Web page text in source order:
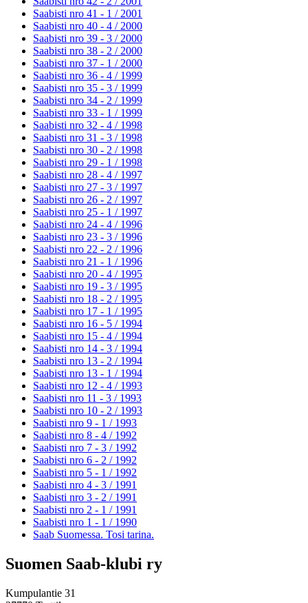
Saabisti nro 41 - 1 / 2001
Saabisti nro 40 - 4 / 2000
Saabisti nro 39 - 3 / 2000
Saabisti nro 38 - 2 / 2000
Saabisti nro 37 - 1 / 2000
Saabisti nro 36 - 4 / 1999
Saabisti nro 35 - 3 / 1999
Saabisti nro 34 - 2 / 1999
Saabisti nro 33 - 1 / 1999
Saabisti nro 32 - 4 / 1998
Saabisti nro 31 - 3 / 1998
Saabisti nro 30 - 2 / 1998
Saabisti nro 29 - 1 / 1998
Saabisti nro 28 - 4 / 1997
Saabisti nro 27 - 3 / 1997
Saabisti nro 26 - 2 / 1997
Saabisti nro 25 - 1 / 1997
Saabisti nro 24 - 4 / 1996
Saabisti nro 23 - 3 / 1996
Saabisti nro 22 - 2 / 1996
Saabisti nro 21 - 1 / 1996
Saabisti nro 20 - 4 / 1995
Saabisti nro 19 - 3 / 1995
Saabisti nro 18 - 2 / 1995
Saabisti nro 17 - 1 / 1995
Saabisti nro 16 - 5 / 1994
Saabisti nro 15 - 4 / 1994
Saabisti nro 14 - 3 / 1994
Saabisti nro 13 - 2 / 1994
Saabisti nro 13 - 1 / 1994
Saabisti nro 12 - 4 / 1993
Saabisti nro 11 - 3 / 1993
Saabisti nro 10 - 2 / 1993
Saabisti nro 9 - 1 / 1993
Saabisti nro 8 - 4 / 1992
Saabisti nro 7 - 3 / 1992
Saabisti nro 6 - 2 / 1992
Saabisti nro 5 - 1 / 1992
Saabisti nro 4 - 3 / 1991
Saabisti nro 3 - 2 / 1991
Saabisti nro 2 - 1 / 1991
Saabisti nro 1 - 1 / 1990
Saab Suomessa. Tosi tarina.
Suomen Saab-klubi ry
Kumpulantie 31